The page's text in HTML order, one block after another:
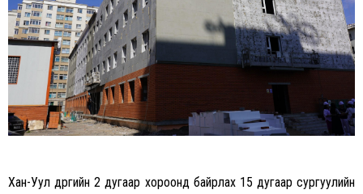
Хан-Уул дүүргийн 2 дугаар хороонд байрлах 15 дугаар сургуулийн